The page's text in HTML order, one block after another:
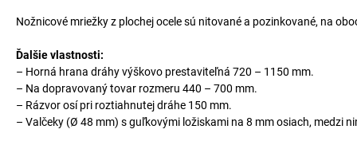
Nožnicové mriežky z plochej ocele sú nitované a pozinkované, na
Ďalšie vlastnosti:
– Horná hrana dráhy výškovo prestaviteľná 720 – 1150 mm.
– Na dopravovaný tovar rozmeru 440 – 700 mm.
– Rázvor osí pri roztiahnutej dráhe 150 mm.
– Valčeky (Ø 48 mm) s guľkovými ložiskami na 8 mm osiach, medzi